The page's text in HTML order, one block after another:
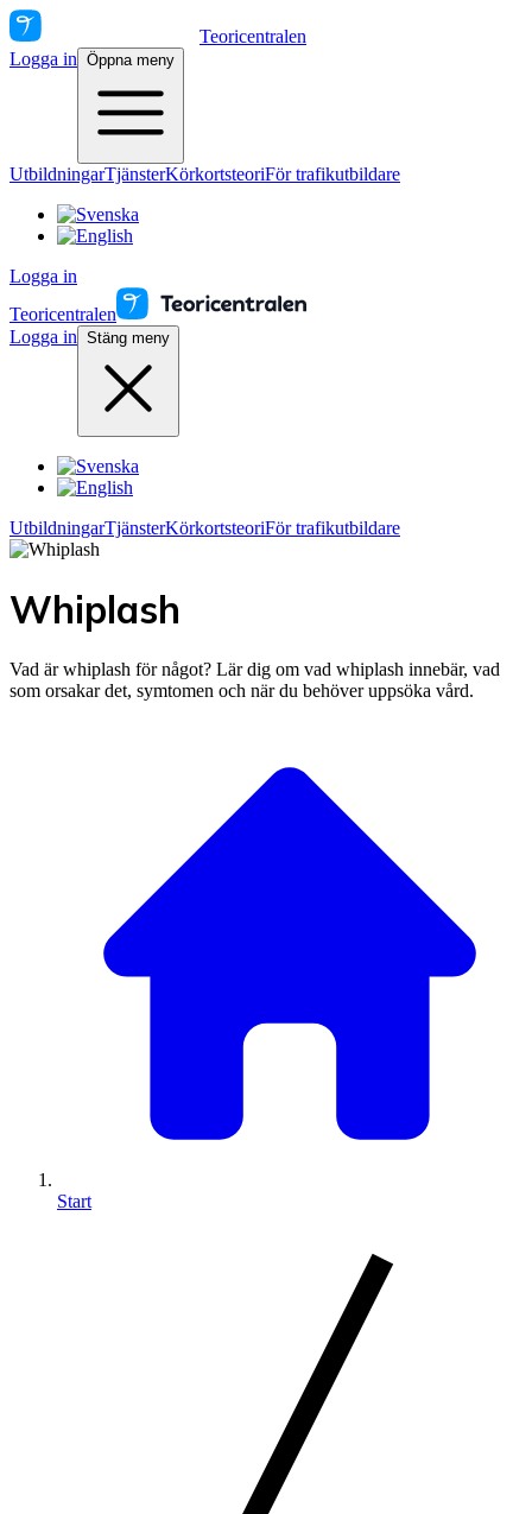
Teoricentralen
Logga in Öppna meny
UtbildningarTjänsterKörkortsteoriFör trafikutbildare
Logga in
Teoricentralen
Logga in Stäng meny
UtbildningarTjänsterKörkortsteoriFör trafikutbildare
Whiplash
Vad är whiplash för något? Lär dig om vad whiplash innebär, vad
som orsakar det, symtomen och när du behöver uppsöka vård.
Start